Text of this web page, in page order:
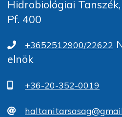
Hidrobiológiai
Pf. 400
+3652512900/22622
elnök
+36-20-352-0019